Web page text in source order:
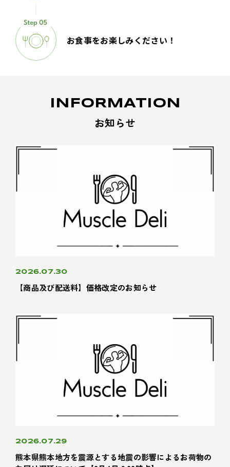
お食事をお楽しみください！
INFORMATION
お知らせ
2026.07.30
【商品及び配送料】価格改定のお知らせ
2026.07.29
熊本県熊本地方を震源とする地震の影響によるお荷物の